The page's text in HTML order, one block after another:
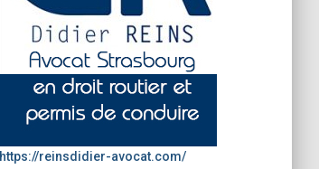
https://reinsdidier-avocat.com/